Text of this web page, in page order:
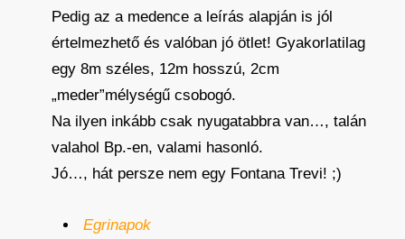
Pedig az a medence a leírás alapján is jól
értelmezhető és valóban jó ötlet! Gyakorlatilag
egy 8m széles, 12m hosszú, 2cm
„meder”mélységű csobogó.
Na ilyen inkább csak nyugatabbra van…, talán
valahol Bp.-en, valami hasonló.
Jó…, hát persze nem egy Fontana Trevi! ;)
Egrinapok